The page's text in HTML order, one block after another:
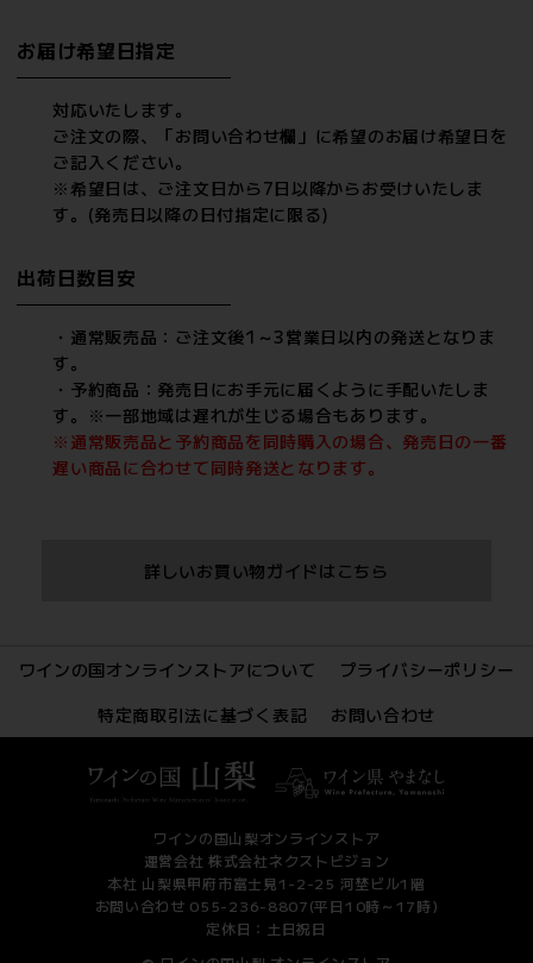
お届け希望日指定
対応いたします。
ご注文の際、「お問い合わせ欄」に希望のお届け希望日を
ご記入ください。
※希望日は、ご注文日から7日以降からお受けいたしま
す。(発売日以降の日付指定に限る)
出荷日数目安
・通常販売品：ご注文後1～3営業日以内の発送となりま
す。
・予約商品：発売日にお手元に届くように手配いたしま
す。※一部地域は遅れが生じる場合もあります。
※通常販売品と予約商品を同時購入の場合、発売日の一番
遅い商品に合わせて同時発送となります。
詳しいお買い物ガイドはこちら
ワインの国オンラインストアについて
プライバシーポリシー
特定商取引法に基づく表記
お問い合わせ
ワインの国山梨オンラインストア
運営会社 株式会社ネクストビジョン
本社 山梨県甲府市富士見1-2-25 河埜ビル1階
お問い合わせ 055-236-8807(平日10時～17時)
定休日：土日祝日